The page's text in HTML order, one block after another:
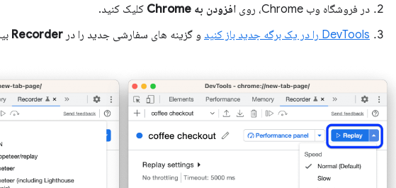
در فروشگاه وب Chrome، روی
افزودن به Chrome
کلیک کنید.
DevTools را در یک برگه جدید باز کنید
و گزینه های سفارشی جدید را در Recorder